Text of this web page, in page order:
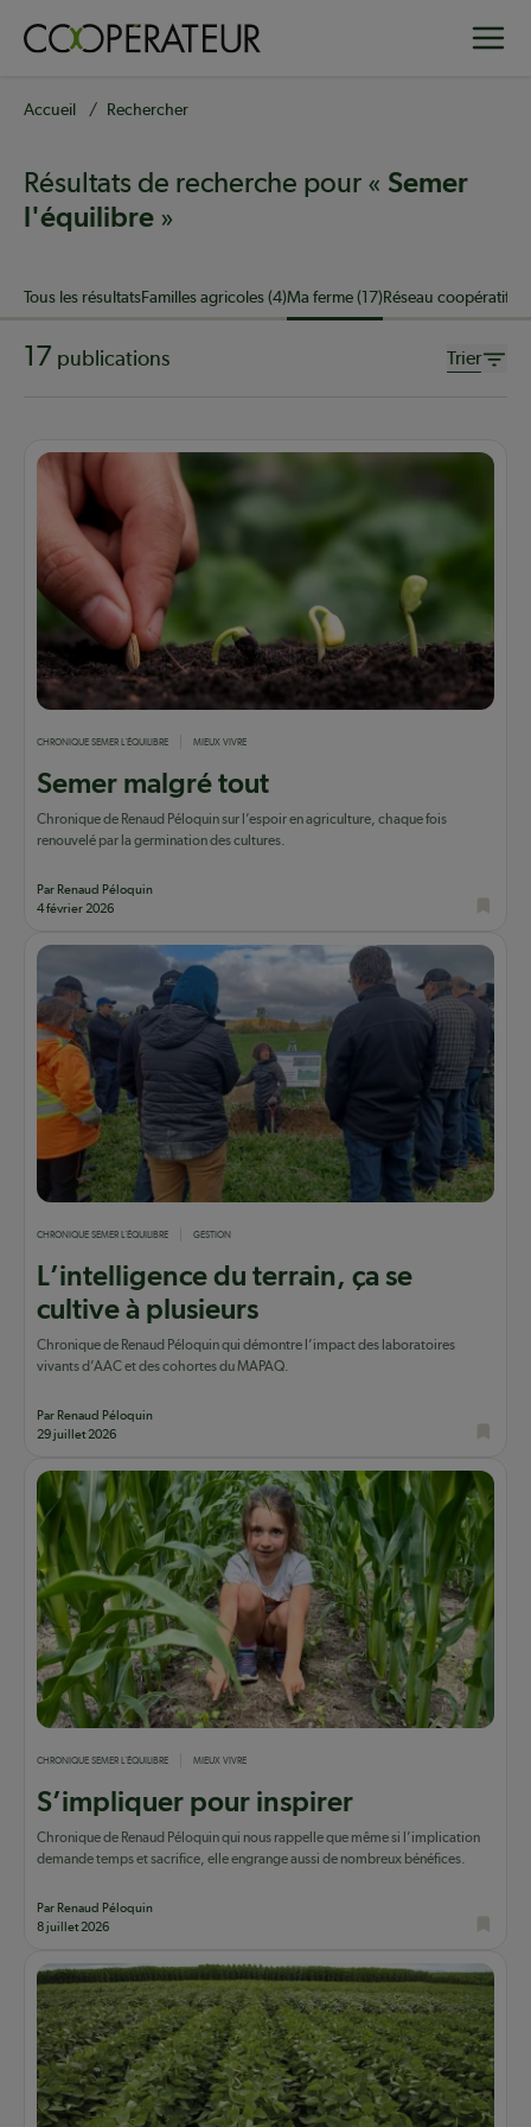
principal
Fil
Accueil Rechercher
Résultats de recherche pour « Semer
l'équilibre »
Tous les résultatsFamilles agricoles (4)Ma ferme (17)Réseau coopératif (3)
17 publications Trier
CHRONIQUE SEMER L'ÉQUILIBRE MIEUX VIVRE
Semer malgré tout
Chronique de Renaud Péloquin sur l’espoir en agriculture, chaque fois
renouvelé par la germination des cultures.
Par Renaud Péloquin
4 février 2026
CHRONIQUE SEMER L'ÉQUILIBRE GESTION
L’intelligence du terrain, ça se
cultive à plusieurs
Chronique de Renaud Péloquin qui démontre l’impact des laboratoires
vivants d’AAC et des cohortes du MAPAQ.
Par Renaud Péloquin
29 juillet 2026
CHRONIQUE SEMER L'ÉQUILIBRE MIEUX VIVRE
S’impliquer pour inspirer
Chronique de Renaud Péloquin qui nous rappelle que même si l’implication
demande temps et sacrifice, elle engrange aussi de nombreux bénéfices.
Par Renaud Péloquin
8 juillet 2026